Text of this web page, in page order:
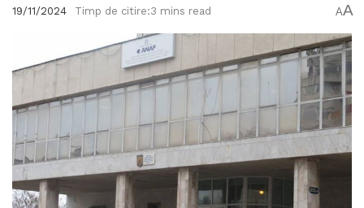
19/11/2024 Timp de citire:3 mins read AA